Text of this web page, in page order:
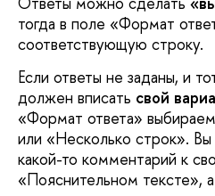
тогда в поле «Формат
соответствующую строку.
Если ответы не заданы, и
должен вписать свой
«Формат ответа»
или «Несколько строк».
какой-то комментарий к
«Пояснительном тексте»,